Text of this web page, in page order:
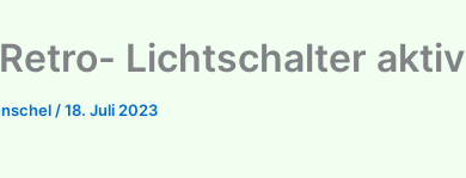
Lichtschalter aktiv
/18. Juli 2023